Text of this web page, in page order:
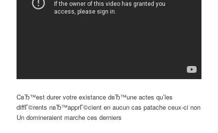
CвЂ™est durer votre existance dвЂ™une actes qu’les
diffГ©rents nвЂ™apprГ©cient en aucun cas patache ceux-ci non
Un domineraient marche ces derniers